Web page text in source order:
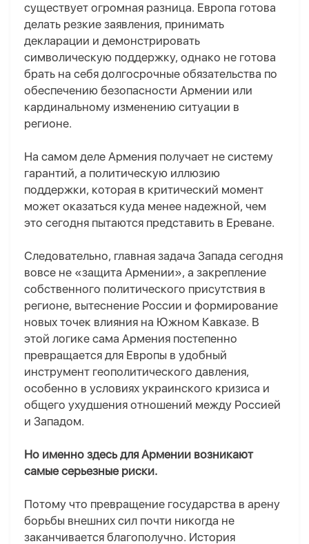
существует огромная разница. Европа готова
делать резкие заявления, принимать
декларации и демонстрировать
символическую поддержку, однако не готова
брать на себя долгосрочные обязательства по
обеспечению безопасности Армении или
кардинальному изменению ситуации в
регионе.
На самом деле Армения получает не систему
гарантий, а политическую иллюзию
поддержки, которая в критический момент
может оказаться куда менее надежной, чем
это сегодня пытаются представить в Ереване.
Следовательно, главная задача Запада сегодня
вовсе не «защита Армении», а закрепление
собственного политического присутствия в
регионе, вытеснение России и формирование
новых точек влияния на Южном Кавказе. В
этой логике сама Армения постепенно
превращается для Европы в удобный
инструмент геополитического давления,
особенно в условиях украинского кризиса и
общего ухудшения отношений между Россией
и Западом.
Но именно здесь для Армении возникают
самые серьезные риски.
Потому что превращение государства в арену
борьбы внешних сил почти никогда не
заканчивается благополучно. История